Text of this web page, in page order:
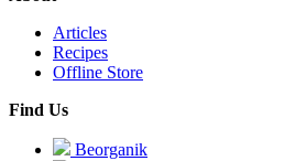
Articles
Recipes
Offline Store
Find Us
Beorganik